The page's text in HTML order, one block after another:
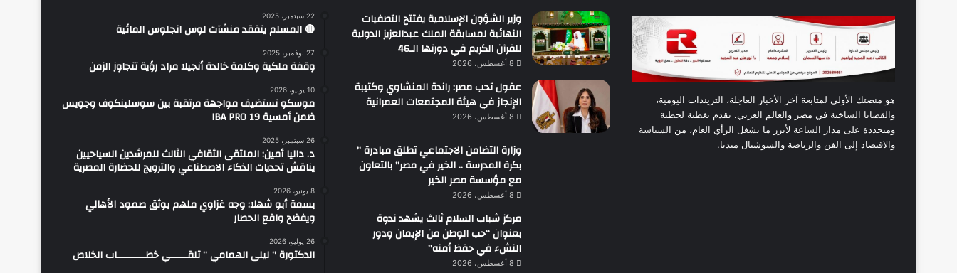
هو منصتك الأولى لمتابعة آخر الأخبار العاجلة، التريندات اليومية،
والقضايا الساخنة في مصر والعالم العربي. نقدم تغطية لحظية
ومتجددة على مدار الساعة لأبرز ما يشغل الرأي العام، من السياسة
والاقتصاد إلى الفن والرياضة والسوشيال ميديا.
وزير الشؤون الإسلامية يفتتح التصفيات
النهائية لمسابقة الملك عبدالعزيز الدولية
للقرآن الكريم في دورتها الـ46
8 أغسطس، 2026
عقول تحب مصر: راندة المنشاوي وكتيبة
الإنجاز في هيئة المجتمعات العمرانية
8 أغسطس، 2026
وزارة التضامن الاجتماعي تطلق مبادرة ”
بكرة المدرسة .. الخير في مصر” بالتعاون
مع مؤسسة مصر الخير
8 أغسطس، 2026
مركز شباب السلام ثالث يشهد ندوة
بعنوان “حب الوطن من الإيمان ودور
النشء في حفظ أمنه”
8 أغسطس، 2026
22 سبتمبر، 2025
‏🔴 المسلم يتفقد منشآت لوس انجلوس المائية
27 نوفمبر، 2025
وقفة ملكية وكلمة خالدة أنجيلا مراد رؤية تتجاوز الزمن
10 يونيو، 2026
موسكو تستضيف مواجهة مرتقبة بين سوسلينكوف وجويس
ضمن أمسية IBA PRO 19
26 سبتمبر، 2025
د. داليا أمين: الملتقى الثقافي الثالث للمرشدين السياحيين
يناقش تحديات الذكاء الاصطناعي والترويج للحضارة المصرية
8 يونيو، 2026
بسمة أبو شهلا: وجه غزاوي ملهم يوثق صمود الأهالي
ويفضح واقع الحصار
26 يوليو، 2026
الدكتورة ” ليلى الهمامي ” تلقــــــي خطــــــــــاب الخلاص